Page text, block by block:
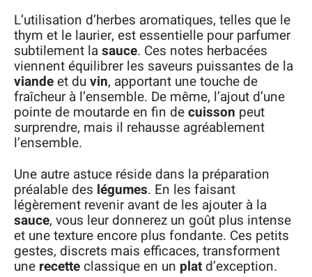
L’utilisation d’herbes aromatiques, telles que le
thym et le laurier, est essentielle pour parfumer
subtilement lasauce. Ces notes herbacées
viennent équilibrer les saveurs puissantes de la
viandeet duvin, apportant une touche de
fraîcheur à l’ensemble. De même, l’ajout d’une
pointe de moutarde en fin decuisson peut
surprendre, mais il rehausse agréablement
l’ensemble.
Une autre astuce réside dans la préparation
préalable des légumes. En les faisant
légèrement revenir avant de les ajouter à la
sauce, vous leur donnerez un goût plus intense
et une texture encore plus fondante. Ces petits
gestes, discrets mais efficaces, transforment
une recetteclassique en un plat d’exception.